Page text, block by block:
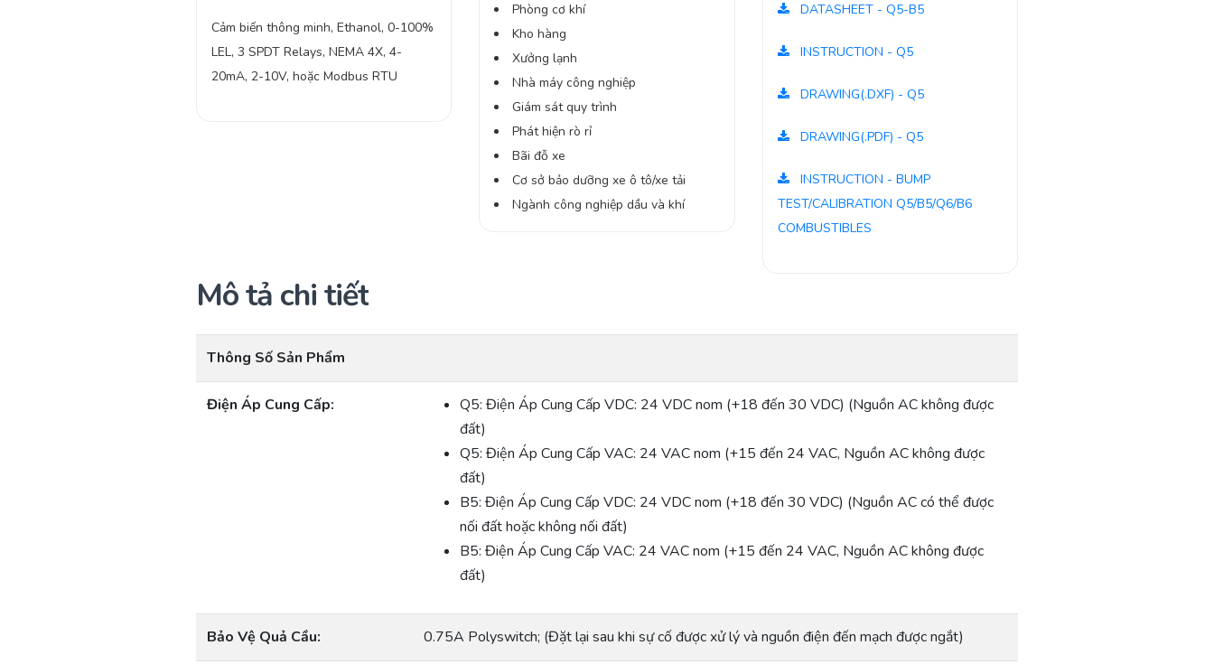
Cảm biến thông minh, Ethanol, 0-100%
LEL, 3 SPDT Relays, NEMA 4X, 4-
20mA, 2-10V, hoặc Modbus RTU
Phòng cơ khí
Kho hàng
Xưởng lạnh
Nhà máy công nghiệp
Giám sát quy trình
Phát hiện rò rỉ
Bãi đỗ xe
Cơ sở bảo dưỡng xe ô tô/xe tải
Ngành công nghiệp dầu và khí
DATASHEET - Q5-B5
INSTRUCTION - Q5
DRAWING(.DXF) - Q5
DRAWING(.PDF) - Q5
INSTRUCTION - BUMP
TEST/CALIBRATION Q5/B5/Q6/B6
COMBUSTIBLES
Mô tả chi tiết
Thông Số Sản Phẩm
Điện Áp Cung Cấp:
Q5: Điện Áp Cung Cấp VDC: 24 VDC nom (+18 đến 30 VDC) (Nguồn AC không được
đất)
Q5: Điện Áp Cung Cấp VAC: 24 VAC nom (+15 đến 24 VAC, Nguồn AC không được
đất)
B5: Điện Áp Cung Cấp VDC: 24 VDC nom (+18 đến 30 VDC) (Nguồn AC có thể được
nối đất hoặc không nối đất)
B5: Điện Áp Cung Cấp VAC: 24 VAC nom (+15 đến 24 VAC, Nguồn AC không được
đất)
Bảo Vệ Quả Cầu: 0.75A Polyswitch; (Đặt lại sau khi sự cố được xử lý và nguồn điện đến mạch được ngắt)